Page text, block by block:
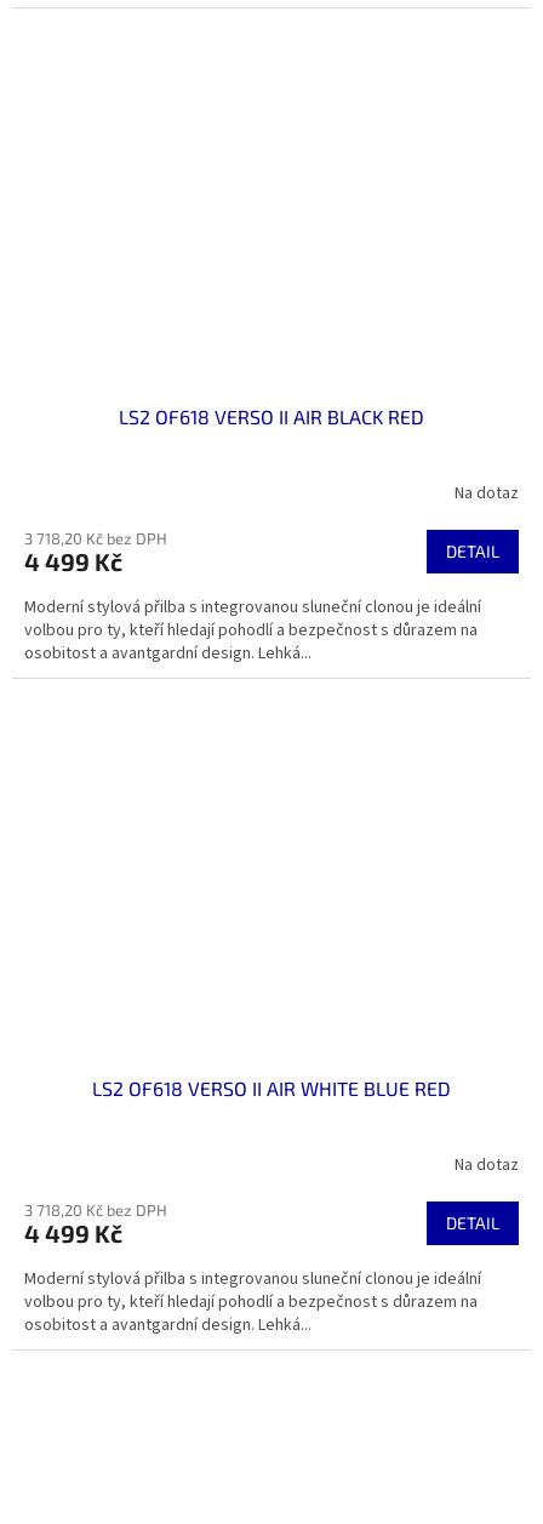
LS2 OF618 VERSO II AIR BLACK RED
Na dotaz
3 718,20 Kč bez DPH
4 499 Kč DETAIL
Moderní stylová přilba s integrovanou sluneční clonou je ideální
volbou pro ty, kteří hledají pohodlí a bezpečnost s důrazem na
osobitost a avantgardní design. Lehká...
LS2 OF618 VERSO II AIR WHITE BLUE RED
Na dotaz
3 718,20 Kč bez DPH
4 499 Kč DETAIL
Moderní stylová přilba s integrovanou sluneční clonou je ideální
volbou pro ty, kteří hledají pohodlí a bezpečnost s důrazem na
osobitost a avantgardní design. Lehká...